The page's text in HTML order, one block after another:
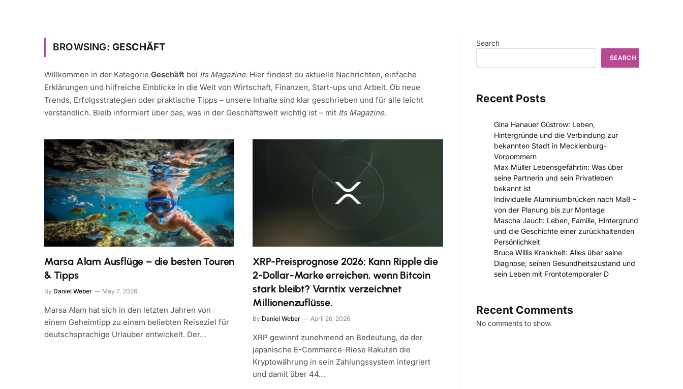
BROWSING: GESCHÄFT
Willkommen in der Kategorie Geschäft bei Its Magazine. Hier findest du aktuelle Nachrichten, einfache
Erklärungen und hilfreiche Einblicke in die Welt von Wirtschaft, Finanzen, Start-ups und Arbeit. Ob neue
Trends, Erfolgsstrategien oder praktische Tipps – unsere Inhalte sind klar geschrieben und für alle leicht
verständlich. Bleib informiert über das, was in der Geschäftswelt wichtig ist – mit Its Magazine.
Marsa Alam Ausflüge – die besten Touren
& Tipps
By Daniel Weber May 7, 2026
Marsa Alam hat sich in den letzten Jahren von
einem Geheimtipp zu einem beliebten Reiseziel für
deutschsprachige Urlauber entwickelt. Der…
XRP-Preisprognose 2026: Kann Ripple die
2-Dollar-Marke erreichen, wenn Bitcoin
stark bleibt? Varntix verzeichnet
Millionenzuflüsse.
By Daniel Weber April 26, 2026
XRP gewinnt zunehmend an Bedeutung, da der
japanische E-Commerce-Riese Rakuten die
Kryptowährung in sein Zahlungssystem integriert
und damit über 44…
Search
SEARCH
Recent Posts
Gina Hanauer Güstrow: Leben,
Hintergründe und die Verbindung zur
bekannten Stadt in Mecklenburg-
Vorpommern
Max Müller Lebensgefährtin: Was über
seine Partnerin und sein Privatleben
bekannt ist
Individuelle Aluminiumbrücken nach Maß –
von der Planung bis zur Montage
Mascha Jauch: Leben, Familie, Hintergrund
und die Geschichte einer zurückhaltenden
Persönlichkeit
Bruce Willis Krankheit: Alles über seine
Diagnose, seinen Gesundheitszustand und
sein Leben mit Frontotemporaler D
Recent Comments
No comments to show.